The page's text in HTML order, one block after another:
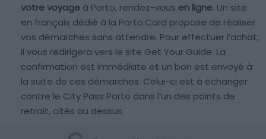
votre voyage à Porto, rendez-vous en ligne. Un site
en français dédié à la Porto.Card propose de réaliser
vos démarches sans attendre. Pour effectuer l’achat,
il vous redirigera vers le site Get Your Guide. La
confirmation est immédiate et un bon est envoyé à
la suite de ces démarches. Celui-ci est à échanger
contre le City Pass Porto dans l’un des points de
retrait, cités au dessus.